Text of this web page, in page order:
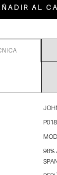
AL
98%